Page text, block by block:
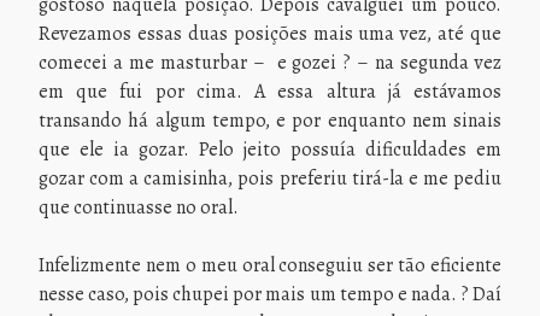
Revezamos essas duas posições mais uma vez, até que
comecei a me masturbar – e gozei ? – na segunda vez
em que fui por cima. A essa altura já estávamos
transando há algum tempo, e por enquanto nem sinais
que ele ia gozar. Pelo jeito possuía dificuldades em
gozar com a camisinha, pois preferiu tirá-la e me pediu
que continuasse no oral.
Infelizmente nem o meu oral conseguiu ser tão eficiente
nesse caso, pois chupei por mais um tempo e nada. ? Daí